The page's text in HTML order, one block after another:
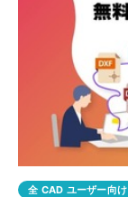
全 CAD ユーザー向け